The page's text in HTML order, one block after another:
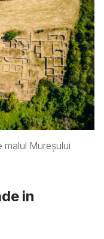
malul Mureșului
in